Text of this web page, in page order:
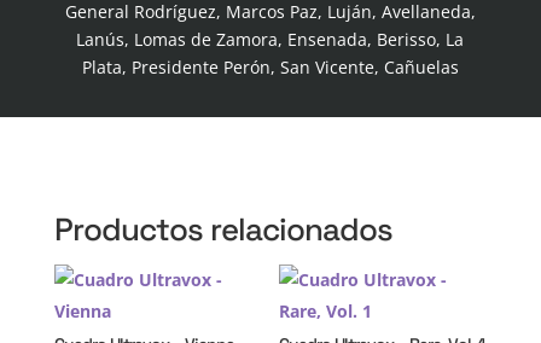
General Rodríguez, Marcos Paz, Luján, Avellaneda,
Lanús, Lomas de Zamora, Ensenada, Berisso, La
Plata, Presidente Perón, San Vicente, Cañuelas
Productos relacionados